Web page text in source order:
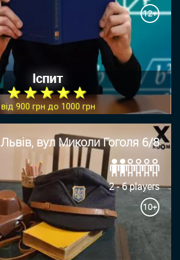
12+
Іспит
★ ★ ★ ★ ★
від 900 грн до 1000 грн
Львів, вул Миколи Гоголя 6/8
2 - 6 players
10+